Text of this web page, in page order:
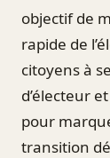
objectif de
rapide de
citoyens à
d’électeur
pour
transition